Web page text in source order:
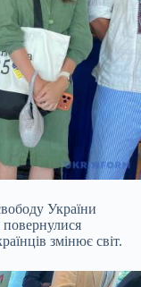
України
повернулися
змінює світ.